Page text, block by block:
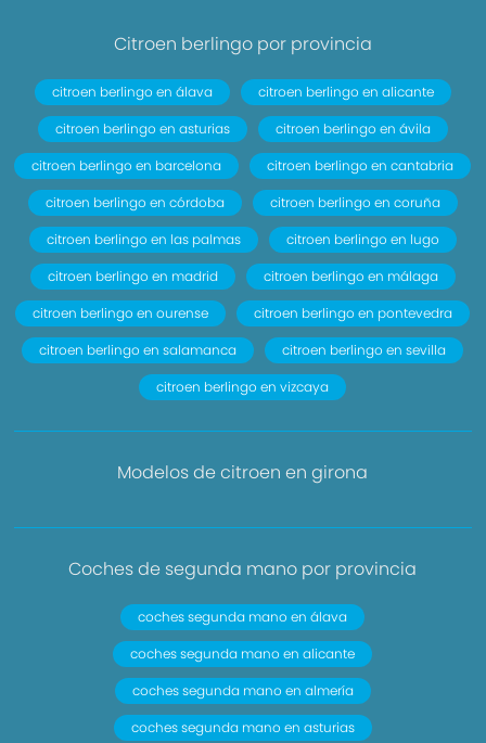
Citroen berlingo por provincia
citroen berlingo en álava
citroen berlingo en alicante
citroen berlingo en asturias
citroen berlingo en ávila
citroen berlingo en barcelona
citroen berlingo en cantabria
citroen berlingo en córdoba
citroen berlingo en coruña
citroen berlingo en las palmas
citroen berlingo en lugo
citroen berlingo en madrid
citroen berlingo en málaga
citroen berlingo en ourense
citroen berlingo en pontevedra
citroen berlingo en salamanca
citroen berlingo en sevilla
citroen berlingo en vizcaya
Modelos de citroen en girona
Coches de segunda mano por provincia
coches segunda mano en álava
coches segunda mano en alicante
coches segunda mano en almería
coches segunda mano en asturias